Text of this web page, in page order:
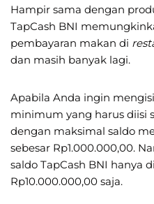
Hampir sama dengan
TapCash BNI
pembayaran makan di
dan masih banyak lagi.
Apabila Anda ingin
minimum yang harus diisi
dengan maksimal saldo
sebesar Rp1.000.000,00.
saldo TapCash BNI hanya
Rp10.000.000,00 saja.